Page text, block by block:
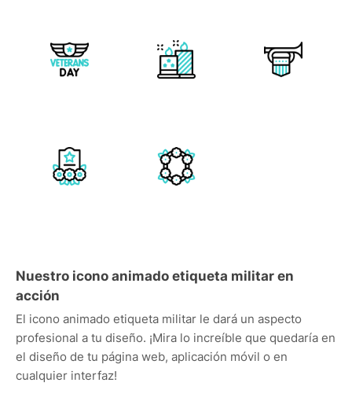
Nuestro icono animado etiqueta militar en
acción
El icono animado etiqueta militar le dará un aspecto
profesional a tu diseño. ¡Mira lo increíble que quedaría en
el diseño de tu página web, aplicación móvil o en
cualquier interfaz!